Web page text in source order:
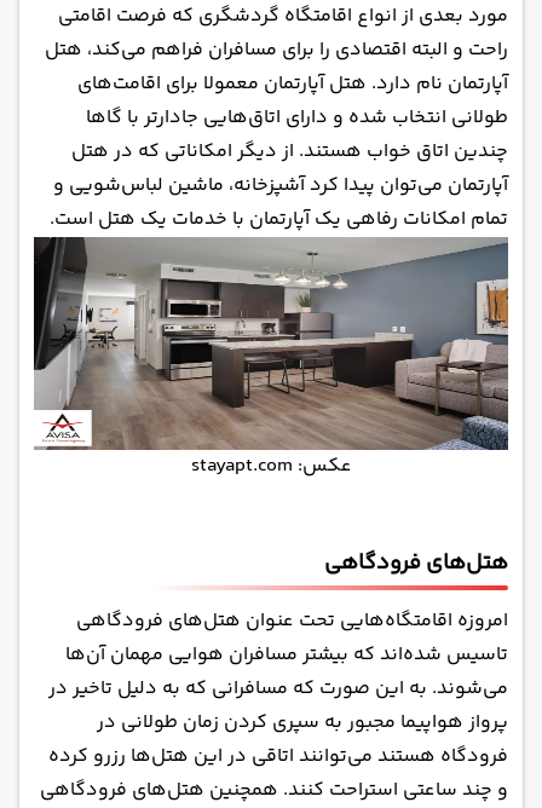
مورد بعدی از انواع اقامتگاه گردشگری که فرصت اقامتی
راحت و البته اقتصادی را برای مسافران فراهم می‌کند، هتل
آپارتمان نام دارد. هتل آپارتمان معمولا برای اقامت‌های
طولانی انتخاب شده و دارای اتاق‌هایی جادارتر با گاها
چندین اتاق خواب هستند. از دیگر امکاناتی که در هتل
آپارتمان می‌توان پیدا کرد آشپزخانه، ماشین لباس‌شویی و
تمام امکانات رفاهی یک آپارتمان با خدمات یک هتل است.
عکس: stayapt.com
هتل‌های فرودگاهی
امروزه اقامتگاه‌هایی تحت عنوان هتل‌های فرودگاهی
تاسیس شده‌اند که بیشتر مسافران هوایی مهمان آن‌ها
می‌شوند. به این صورت که مسافرانی که به دلیل تاخیر در
پرواز هواپیما مجبور به سپری کردن زمان طولانی در
فرودگاه هستند می‌توانند اتاقی در این هتل‌ها رزرو کرده
و چند ساعتی استراحت کنند. همچنین هتل‌های فرودگاهی